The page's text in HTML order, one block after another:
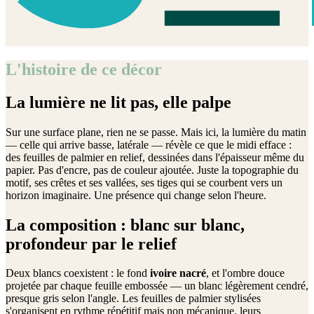
L'histoire de ce décor
La lumière ne lit pas, elle palpe
Sur une surface plane, rien ne se passe. Mais ici, la lumière du matin
— celle qui arrive basse, latérale — révèle ce que le midi efface :
des feuilles de palmier en relief, dessinées dans l'épaisseur même du
papier. Pas d'encre, pas de couleur ajoutée. Juste la topographie du
motif, ses crêtes et ses vallées, ses tiges qui se courbent vers un
horizon imaginaire. Une présence qui change selon l'heure.
La composition : blanc sur blanc,
profondeur par le relief
Deux blancs coexistent : le fond ivoire nacré, et l'ombre douce
projetée par chaque feuille embossée — un blanc légèrement cendré,
presque gris selon l'angle. Les feuilles de palmier stylisées
s'organisent en rythme répétitif mais non mécanique, leurs